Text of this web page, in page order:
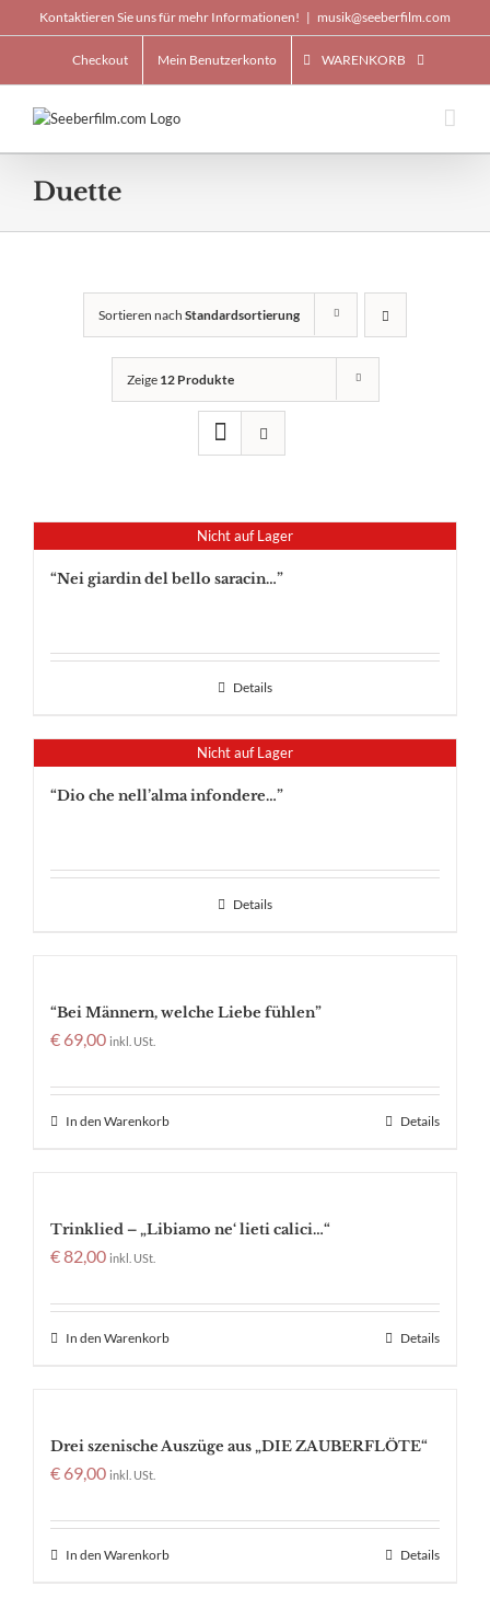
to
Kontaktieren Sie uns für mehr Informationen! | musik@seeberfilm.com
Checkout Mein Benutzerkonto WARENKORB
Duette
Sortieren nach Standardsortierung
Zeige 12 Produkte
Nicht auf Lager
“Nei giardin del bello saracin…”
Details
Nicht auf Lager
“Dio che nell’alma infondere…”
Details
“Bei Männern, welche Liebe fühlen”
€ 69,00 inkl. USt.
In den Warenkorb Details
Trinklied – „Libiamo ne‘ lieti calici…“
€82,00 inkl. USt.
In den Warenkorb Details
Drei szenische Auszüge aus „DIE ZAUBERFLÖTE“
€ 69,00 inkl. USt.
In den Warenkorb Details